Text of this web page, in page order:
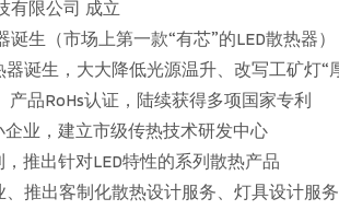
有限公司 成立
生（市场上第一款“有芯”的LED散热器）
诞生，大大降低光源温升、改写工矿灯“
产品RoHs认证，陆续获得多项国家专利
企业，建立市级传热技术研发中心
推出针对LED特性的系列散热产品
、推出客制化散热设计服务、灯具设计服